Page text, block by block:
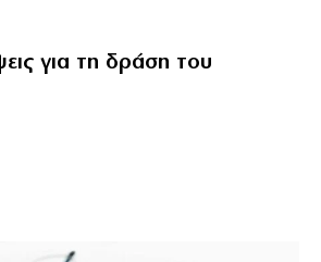
για τη δράση του